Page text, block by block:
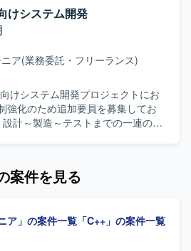
識など）と密に連携し、1フレーム
くための信号整理をマイクロ秒単
全な新規開発ではなく、既存のベ
追加や修正を行っていただきま
、プログラミング、結合テスト、
いただきます。 【求める人
めることができ、長期的に継続し
方を求めております。日本語で技
ンが円滑に行え、仕様書を正確に
処理制御を経験することができま
となり、組込C++を用いたカメラ
を行います。
けシステム開発
ア(業務委託・フリーランス)
けシステム開発プロジェクトにお
強化のため追加要員を募集してお
計からテストまで一貫して関わる
す。
案件を見る
ア」の案件一覧 「C++」の案件一覧